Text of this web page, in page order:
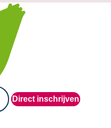
Direct inschrijven